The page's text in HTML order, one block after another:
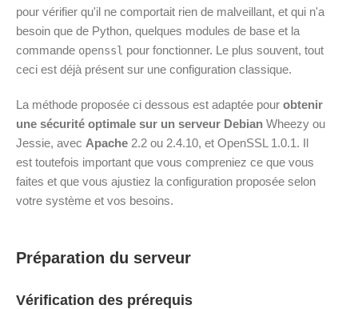
pour vérifier qu'il ne comportait rien de malveillant, et qui n'a
besoin que de Python, quelques modules de base et la
commande openssl pour fonctionner. Le plus souvent, tout
ceci est déjà présent sur une configuration classique.
La méthode proposée ci dessous est adaptée pour obtenir
une sécurité optimale sur un serveur Debian Wheezy ou
Jessie, avec Apache 2.2 ou 2.4.10, et OpenSSL 1.0.1. Il
est toutefois important que vous compreniez ce que vous
faites et que vous ajustiez la configuration proposée selon
votre système et vos besoins.
Préparation du serveur
Vérification des prérequis